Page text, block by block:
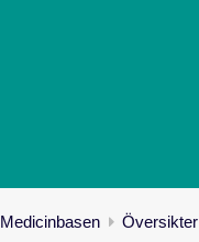
Medicinbasen Översikter